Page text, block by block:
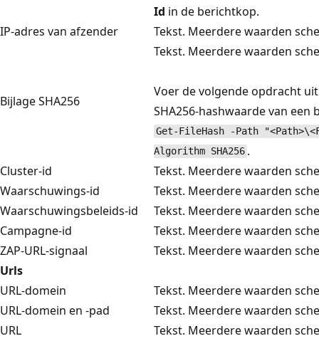
Id in de berichtkop.
IP-adres van afzender
Tekst. Meerdere waarden
Bijlage SHA256
Tekst. Meerdere waarden
Voer de volgende opdracht
SHA256-hashwaarde van een
Get-FileHash -Path
Algorithm SHA256 .
Cluster-id
Tekst. Meerdere waarden
Waarschuwings-id
Tekst. Meerdere waarden
Waarschuwingsbeleids-id
Tekst. Meerdere waarden
Campagne-id
Tekst. Meerdere waarden
ZAP-URL-signaal
Tekst. Meerdere waarden
Urls
URL-domein
Tekst. Meerdere waarden
URL-domein en -pad
Tekst. Meerdere waarden
URL
Tekst. Meerdere waarden